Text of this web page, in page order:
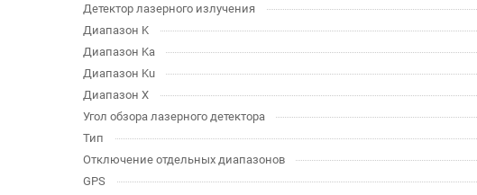
Детектор лазерного излучения
Диапазон K
Диапазон Ka
Диапазон Ku
Диапазон X
Угол обзора лазерного детектора
Тип
Отключение отдельных диапазонов
GPS